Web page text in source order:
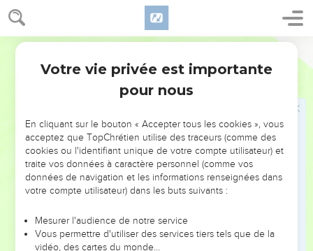
1 Chroniques 5
habités par Gad (verset 11 ), au nord,
Baal-Hermon
Sénir(
Cantique
4.8), ici un des sommets de l'Hermon, et l'Hermon
Le verset 24 indique les sept chefs des familles
concilier cette donnée avecNombres 26.29-34et
1Chroniques 7.14 et suivants.
25 et 26Comparez2Rois 15.18-19,29; 17.6.
Haraest sans doute une faute pour Haré-Madaï :
Votre vie privée est importante
pour nous
En cliquant sur le bouton « Accepter tous les cookies », vous
acceptez que TopChrétien utilise des traceurs (comme des
cookies ou l'identifiant unique de votre compte utilisateur) et
traite vos données à caractère personnel (comme vos
données de navigation et les informations renseignées dans
votre compte utilisateur) dans les buts suivants :
Mesurer l'audience de notre service
Vous permettre d'utiliser des services tiers tels que de la
vidéo, des cartes du monde…